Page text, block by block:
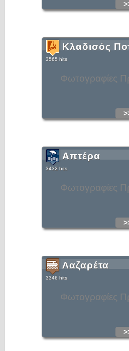
Φωτογραφίες
Κλαδισός
3565 hits
Φωτογραφίες
Απτέρα
3432 hits
Φωτογραφίες
Λαζαρέτα
3346 hits